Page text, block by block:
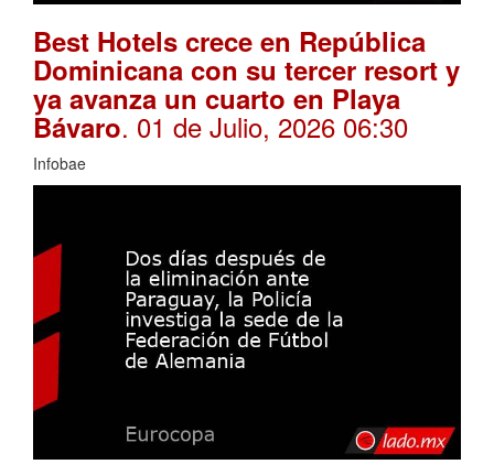
Best Hotels crece en República
Dominicana con su tercer resort y
ya avanza un cuarto en Playa
Bávaro. 01 de Julio, 2026 06:30
Infobae